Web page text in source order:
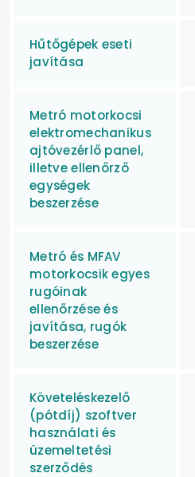
Hűtőgépek eseti
javítása
Metró motorkocsi
elektromechanikus
ajtóvezérlő panel,
illetve ellenőrző
egységek
beszerzése
Metró és MFAV
motorkocsik egyes
rugóinak
ellenőrzése és
javítása, rugók
beszerzése
Követeléskezelő
(pótdíj) szoftver
használati és
üzemeltetési
szerződés